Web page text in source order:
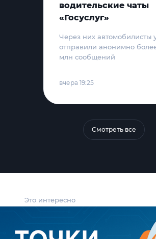
Это интересно
водительские чаты
«Госуслуг»
Через них автомобилисты
отправили анонимно
млн сообщений
вчера 19:25
Смотреть все